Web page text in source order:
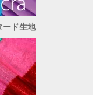
ード生地